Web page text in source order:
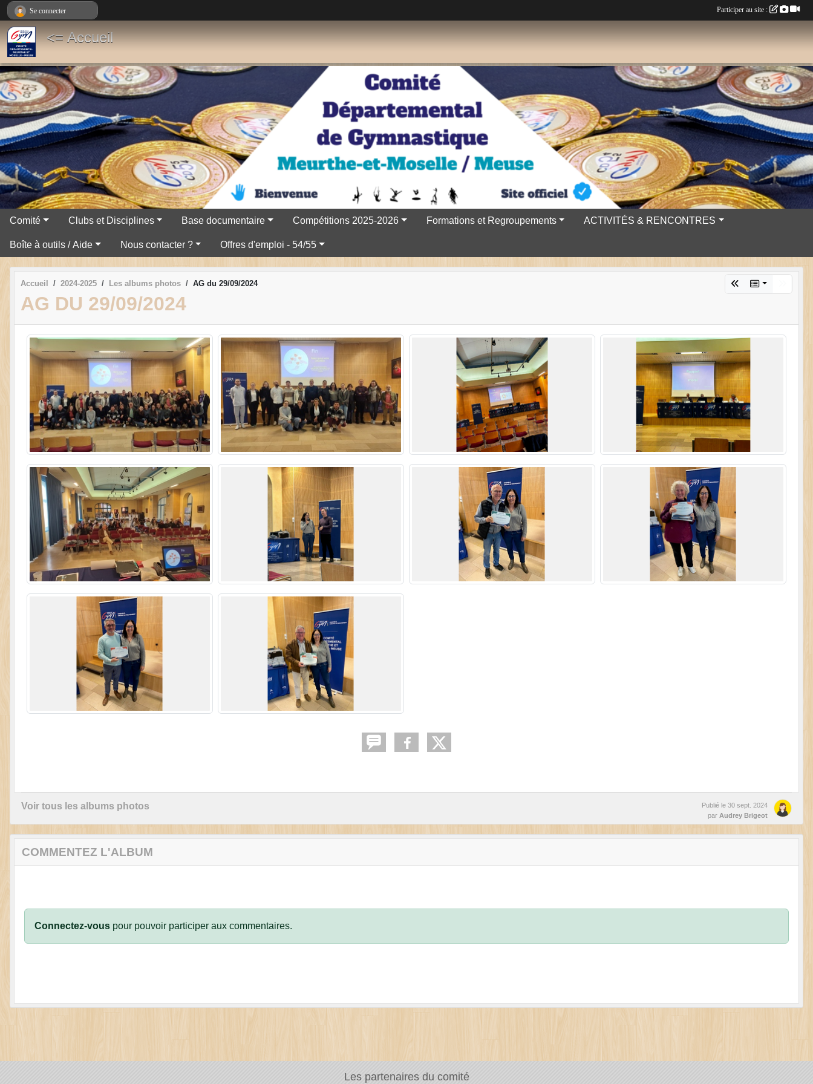
<= Accueil
Comité Clubs et Disciplines Base documentaire Compétitions 2025-2026 Formations et Regroupements ACTIVITÉS & RENCONTRES
Boîte à outils / Aide Nous contacter ? Offres d'emploi - 54/55
Accueil 2024-2025 Les albums photos AG du 29/09/2024
AG DU 29/09/2024
Voir tous les albums photos Publié le 30 sept. 2024
par Audrey Brigeot
COMMENTEZ L'ALBUM
Connectez-vous pour pouvoir participer aux commentaires.
Les partenaires du comité
Se connecter Participer au site :
Panneau de gestion des cookies